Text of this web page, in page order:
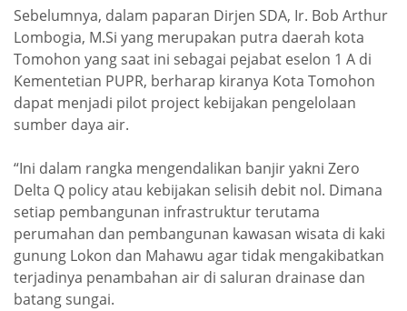
Sebelumnya, dalam paparan Dirjen SDA, Ir. Bob Arthur
Lombogia, M.Si yang merupakan putra daerah kota
Tomohon yang saat ini sebagai pejabat eselon 1 A di
Kementetian PUPR, berharap kiranya Kota Tomohon
dapat menjadi pilot project kebijakan pengelolaan
sumber daya air.
“Ini dalam rangka mengendalikan banjir yakni Zero
Delta Q policy atau kebijakan selisih debit nol. Dimana
setiap pembangunan infrastruktur terutama
perumahan dan pembangunan kawasan wisata di kaki
gunung Lokon dan Mahawu agar tidak mengakibatkan
terjadinya penambahan air di saluran drainase dan
batang sungai.